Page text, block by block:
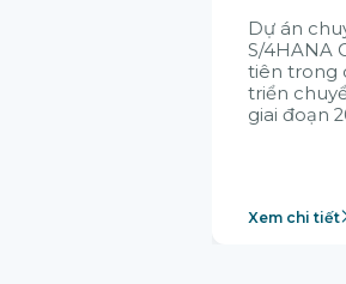
Dự án
S/4HANA
tiên trong
triển
giai đoạn
Xem chi tiết